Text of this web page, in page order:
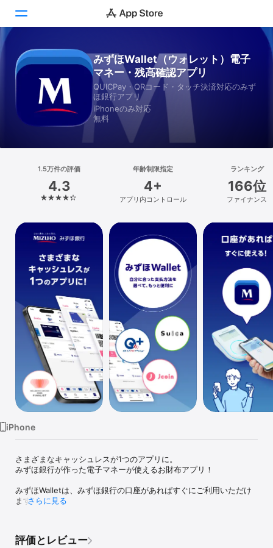
Today
ゲーム
アプリ
検索
プラットフォーム
iPhone
iPad
Mac
Vision
Watch
みずほWallet（ウォレット）電子
マネー・残高確認アプリ
QUICPay・QRコード・タッチ決済対応のみず
ほ銀行アプリ
iPhoneのみ対応
無料
1.5万件の評価
4.3
年齢制限指定
4+
アプリ内コントロール
ランキング
166位
ファイナンス
iPhone
さまざまなキャッシュレスが1つのアプリに。
みずほ銀行が作った電子マネーが使えるお財布アプリ！
みずほWalletは、みずほ銀行の口座があればすぐにご利用いただけ
ます。
①自分に合った好きな支払方法が選べる
さらに見る
評価とレビュー